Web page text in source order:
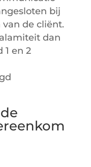
bij
de cliënt.
dan
en 2